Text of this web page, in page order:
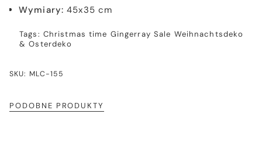
Wymiary: 45x35 cm
Tags: Christmas time Gingerray Sale Weihnachtsdeko
& Osterdeko
SKU: MLC-155
PODOBNE PRODUKTY